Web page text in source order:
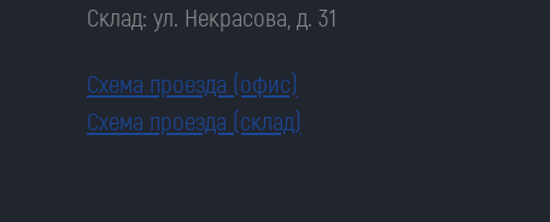
Склад: ул. Некрасова, д. 31
Схема проезда (офис)
Схема проезда (склад)